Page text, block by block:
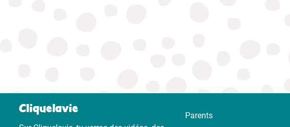
Cliquelavie
Parents